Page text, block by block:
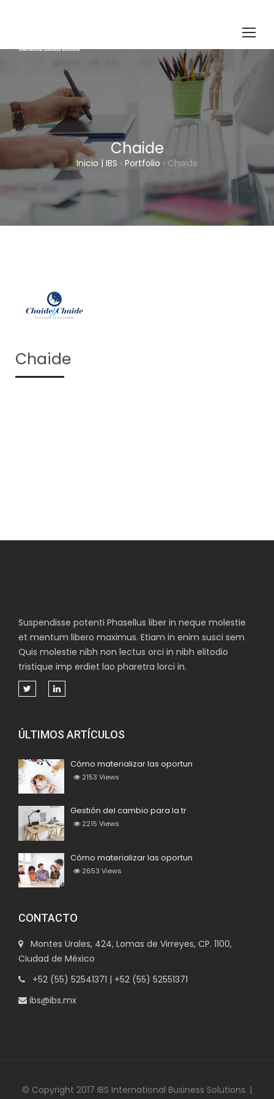
Chaide
Inicio | IBS › Portfolio › Chaide
Chaide
Suspendisse potenti Phasellus liber in neque molestie
et mentum libero maximus. Etiam in enim susci sem
Quis molestie nibh non lectus orci in nibh elitodio
tristique imp erdiet lao pharetra lorci in.
ÚLTIMOS ARTÍCULOS
Cómo materializar las oportun
2153 Views
Gestión del cambio para la tr
2215 Views
Cómo materializar las oportun
2653 Views
CONTACTO
Montes Urales, 424, Lomas de Virreyes, CP. 1100,
Ciudad de México
+52 (55) 52541371 | +52 (55) 52551371
ibs@ibs.mx
© Copyright 2017 IBS International Business Solutions. |